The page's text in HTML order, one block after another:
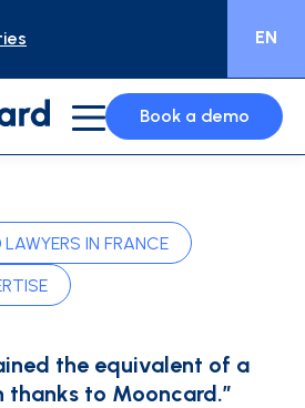
EN
Book a demo
LAWYERS IN FRANCE
the equivalent of a
to Mooncard.”